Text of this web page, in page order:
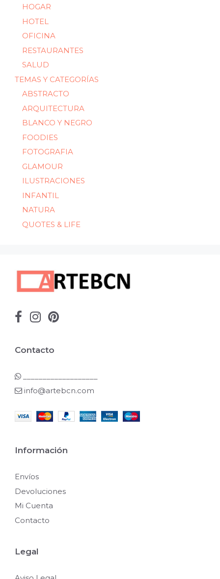
HOGAR
HOTEL
OFICINA
RESTAURANTES
SALUD
TEMAS Y CATEGORÍAS
ABSTRACTO
ARQUITECTURA
BLANCO Y NEGRO
FOODIES
FOTOGRAFIA
GLAMOUR
ILUSTRACIONES
INFANTIL
NATURA
QUOTES & LIFE
Contacto
info@artebcn.com
Información
Envíos
Devoluciones
Mi Cuenta
Contacto
Legal